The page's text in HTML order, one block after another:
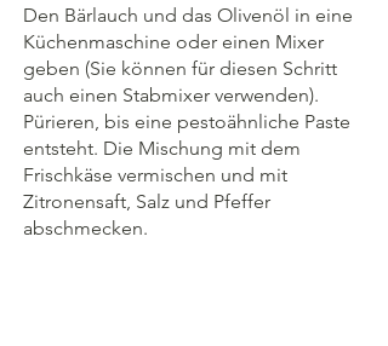
Den Bärlauch und das Olivenöl in eine
Küchenmaschine oder einen Mixer
geben (Sie können für diesen Schritt
auch einen Stabmixer verwenden).
Pürieren, bis eine pestoähnliche Paste
entsteht. Die Mischung mit dem
Frischkäse vermischen und mit
Zitronensaft, Salz und Pfeffer
abschmecken.